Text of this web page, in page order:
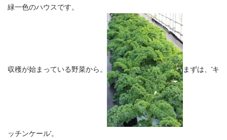
緑一色のハウスです。
収穫が始まっている野菜から。 まずは、‘キ
ッチンケール’。